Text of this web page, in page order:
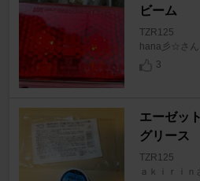
ビーム
TZR125
hana彡☆さん
3
エーゼッ
グリース
TZR125
ａｋｉｒｉｎ